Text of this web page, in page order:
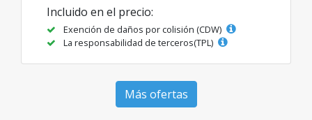
Incluido en el precio:
Exención de daños por colisión (CDW)
La responsabilidad de terceros(TPL)
Más ofertas